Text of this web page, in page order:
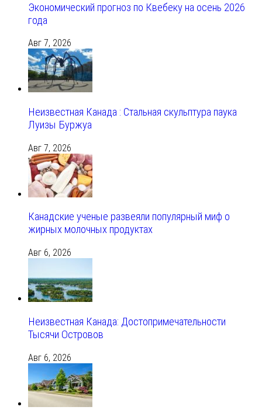
Экономический прогноз по Квебеку на осень 2026
года
Авг 7, 2026
Неизвестная Канада : Стальная скульптура паука
Луизы Буржуа
Авг 7, 2026
Канадские ученые развеяли популярный миф о
жирных молочных продуктах
Авг 6, 2026
Неизвестная Канада: Достопримечательности
Тысячи Островов
Авг 6, 2026